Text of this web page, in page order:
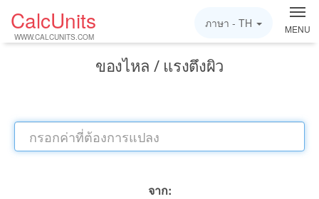
CalcUnits
WWW.CALCUNITS.COM
MENU
ภาษา - TH
ของไหล / แรงตึงผิว
จาก: